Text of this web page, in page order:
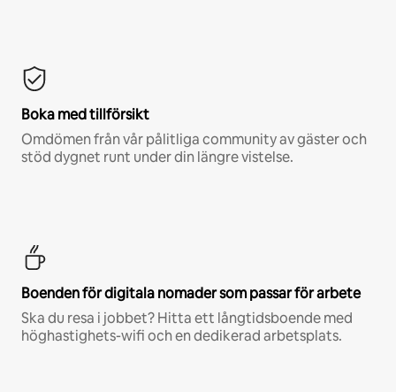
Boka med tillförsikt
Omdömen från vår pålitliga community av gäster och
stöd dygnet runt under din längre vistelse.
Boenden för digitala nomader som passar för arbete
Ska du resa i jobbet? Hitta ett långtidsboende med
höghastighets-wifi och en dedikerad arbetsplats.